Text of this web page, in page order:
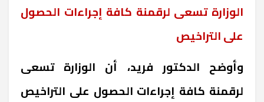
الوزارة تسعى لرقمنة كافة إجراءات الحصول
على التراخيص
وأوضح الدكتور فريد، أن الوزارة تسعى
لرقمنة كافة إجراءات الحصول على التراخيص